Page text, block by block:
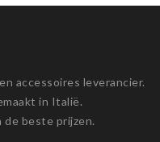
accessoires leverancier.
in Italië.
beste prijzen.